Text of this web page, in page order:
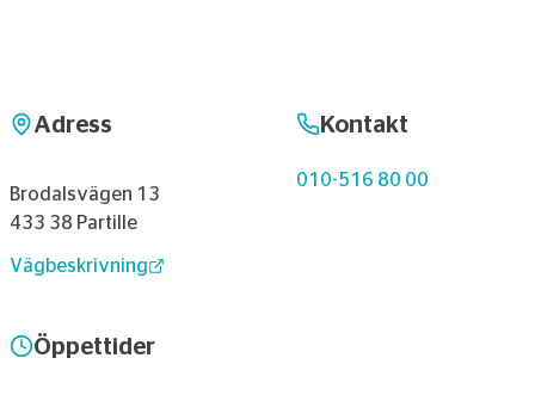
Adress
Brodalsvägen 13
433 38 Partille
Vägbeskrivning
Kontakt
010-516 80 00
Öppettider